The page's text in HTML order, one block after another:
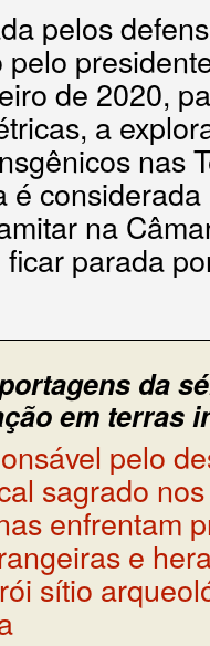
pelos
pelo
de 2020,
a
nas
é
na
parada
da
em terras
pelo
sagrado
enfrentam
e
sítio